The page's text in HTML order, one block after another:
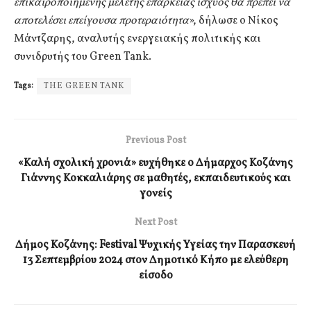
αποτελέσει επείγουσα προτεραιότητα», δήλωσε ο Νίκος
Μάντζαρης, αναλυτής ενεργειακής πολιτικής και
συνιδρυτής του Green Tank.
Tags: THE GREEN TANK
Previous Post
«Καλή σχολική χρονιά» ευχήθηκε ο Δήμαρχος Κοζάνης
Γιάννης Κοκκαλιάρης σε μαθητές, εκπαιδευτικούς και
γονείς
Next Post
Δήμος Κοζάνης: Festival Ψυχικής Υγείας την Παρασκευή
13 Σεπτεμβρίου 2024 στον Δημοτικό Κήπο με ελεύθερη
είσοδο